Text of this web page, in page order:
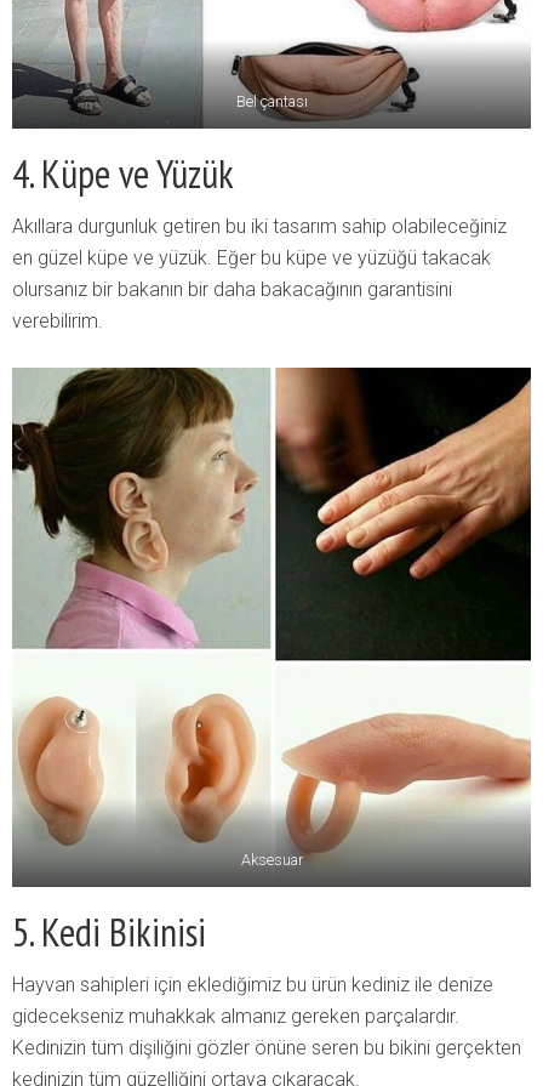
Bel çantası
4. Küpe ve Yüzük
Akıllara durgunluk getiren bu iki tasarım sahip olabileceğiniz
en güzel küpe ve yüzük. Eğer bu küpe ve yüzüğü takacak
olursanız bir bakanın bir daha bakacağının garantisini
verebilirim.
Aksesuar
5. Kedi Bikinisi
Hayvan sahipleri için eklediğimiz bu ürün kediniz ile denize
gidecekseniz muhakkak almanız gereken parçalardır.
Kedinizin tüm dişiliğini gözler önüne seren bu bikini gerçekten
kedinizin tüm güzelliğini ortaya çıkaracak.